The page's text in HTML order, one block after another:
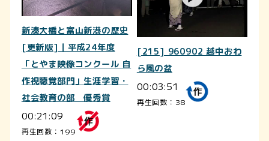
新湊大橋と富山新港の歴史
[更新版]｜平成24年度
「とやま映像コンクール 自
作視聴覚部門」生涯学習・
社会教育の部 優秀賞
00:21:09
再生回数：199
[215] 960902 越中おわ
ら風の盆
00:03:51
再生回数：38